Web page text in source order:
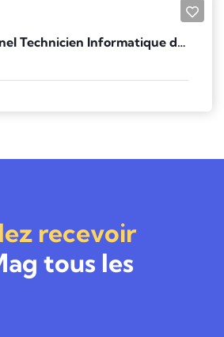
Titre Professionnel Technicien Informatique de Proximité (TIP)
recevoir
tous les